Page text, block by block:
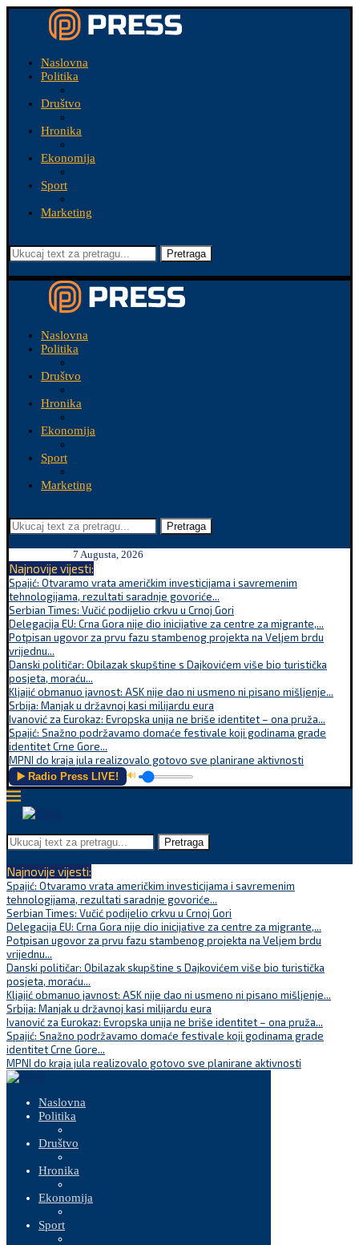
Naslovna
Politika
Društvo
Hronika
Ekonomija
Sport
Marketing
Pretraga
Naslovna
Politika
Društvo
Hronika
Ekonomija
Sport
Marketing
Pretraga
7 Augusta, 2026
Najnovije vijesti:
Spajić: Otvaramo vrata američkim investicijama i savremenim
tehnologijama, rezultati saradnje govoriće...
Serbian Times: Vučić podijelio crkvu u Crnoj Gori
Delegacija EU: Crna Gora nije dio inicijative za centre za migrante,...
Potpisan ugovor za prvu fazu stambenog projekta na Veljem brdu
vrijednu...
Danski političar: Obilazak skupštine s Dajkovićem više bio turistička
posjeta, moraću...
Kljajić obmanuo javnost: ASK nije dao ni usmeno ni pisano mišljenje...
Srbija: Manjak u državnoj kasi milijardu eura
Ivanović za Eurokaz: Evropska unija ne briše identitet – ona pruža...
Spajić: Snažno podržavamo domaće festivale koji godinama grade
identitet Crne Gore...
MPNI do kraja jula realizovalo gotovo sve planirane aktivnosti
▶️ Radio Press LIVE! 🔊
Pretraga
Najnovije vijesti:
Spajić: Otvaramo vrata američkim investicijama i savremenim
tehnologijama, rezultati saradnje govoriće...
Serbian Times: Vučić podijelio crkvu u Crnoj Gori
Delegacija EU: Crna Gora nije dio inicijative za centre za migrante,...
Potpisan ugovor za prvu fazu stambenog projekta na Veljem brdu
vrijednu...
Danski političar: Obilazak skupštine s Dajkovićem više bio turistička
posjeta, moraću...
Kljajić obmanuo javnost: ASK nije dao ni usmeno ni pisano mišljenje...
Srbija: Manjak u državnoj kasi milijardu eura
Ivanović za Eurokaz: Evropska unija ne briše identitet – ona pruža...
Spajić: Snažno podržavamo domaće festivale koji godinama grade
identitet Crne Gore...
MPNI do kraja jula realizovalo gotovo sve planirane aktivnosti
Naslovna
Politika
Društvo
Hronika
Ekonomija
Sport